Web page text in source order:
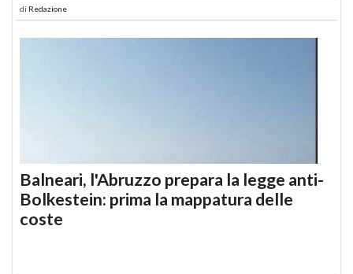
di Redazione
Balneari, l'Abruzzo prepara la legge anti-
Bolkestein: prima la mappatura delle
coste